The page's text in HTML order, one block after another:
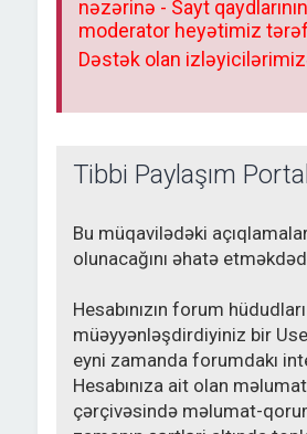
nəzərinə - Sayt
moderator heyətimiz
Dəstək olan
Tibbi Paylaşım
Bu müqavilədəki
olunacağını əhatə
Hesabınızın forum
müəyyənləşdirdiyiniz bir
eyni zamanda forumdakı
Hesabınıza ait olan
çərçivəsində məlumat-